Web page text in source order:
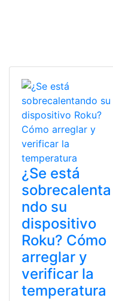
¿Se está
sobrecalenta
ndo su
dispositivo
Roku? Cómo
arreglar y
verificar la
temperatura